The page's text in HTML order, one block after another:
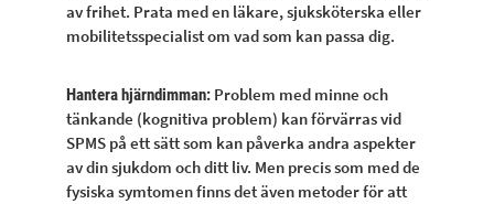
av frihet. Prata med en läkare, sjuksköterska eller
mobilitetsspecialist om vad som kan passa dig.
Hantera hjärndimman: Problem med minne och
tänkande (kognitiva problem) kan förvärras vid
SPMS på ett sätt som kan påverka andra aspekter
av din sjukdom och ditt liv. Men precis som med de
fysiska symtomen finns det även metoder för att